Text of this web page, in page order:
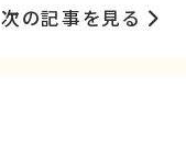
次の記事を見る